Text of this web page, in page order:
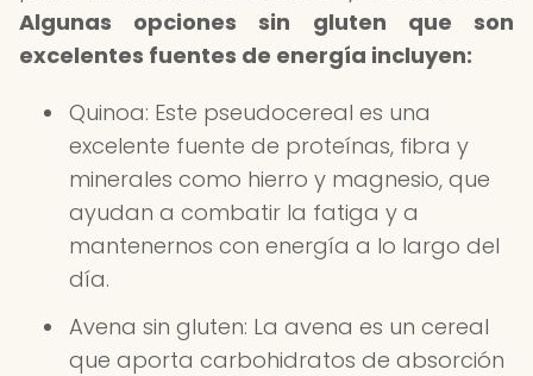
Algunas opciones sin gluten que son
excelentes fuentes de energía incluyen:
Quinoa: Este pseudocereal es una
excelente fuente de proteínas, fibra y
minerales como hierro y magnesio, que
ayudan a combatir la fatiga y a
mantenernos con energía a lo largo del
día.
Avena sin gluten: La avena es un cereal
que aporta carbohidratos de absorción